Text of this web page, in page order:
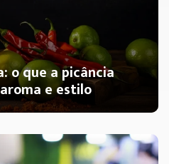
o que a picância
e estilo